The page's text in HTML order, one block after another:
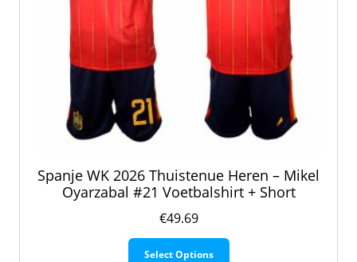
Spanje WK 2026 Thuistenue Heren – Mikel
Oyarzabal #21 Voetbalshirt + Short
€49.69
Select Options
Dit